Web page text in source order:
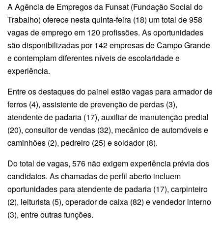
A Agência de Empregos da Funsat (Fundação Social do
Trabalho) oferece nesta quinta-feira (18) um total de 958
vagas de emprego em 120 profissões. As oportunidades
são disponibilizadas por 142 empresas de Campo Grande
e contemplam diferentes níveis de escolaridade e
experiência.
Entre os destaques do painel estão vagas para armador de
ferros (4), assistente de prevenção de perdas (3),
atendente de padaria (17), auxiliar de manutenção predial
(20), consultor de vendas (32), mecânico de automóveis e
caminhões (2), pedreiro (25) e soldador (8).
Do total de vagas, 576 não exigem experiência prévia dos
candidatos. As chamadas de perfil aberto incluem
oportunidades para atendente de padaria (17), carpinteiro
(2), leiturista (5), operador de caixa (82) e vendedor interno
(3), entre outras funções.